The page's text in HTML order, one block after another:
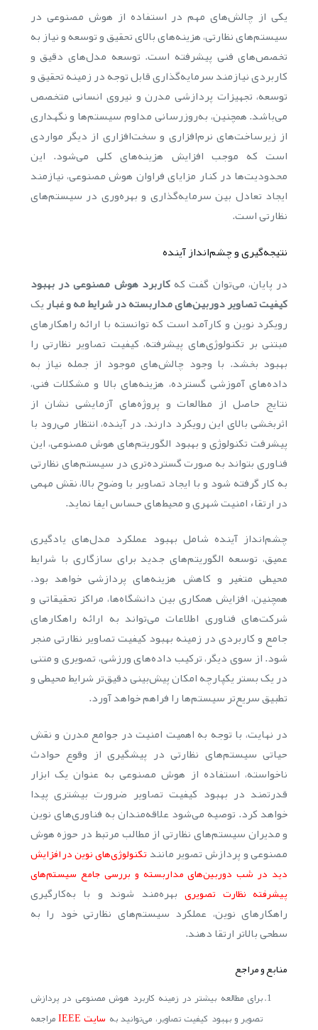
یکی از چالش‌های مهم در استفاده از هوش مصنوعی در
سیستم‌های نظارتی، هزینه‌های بالای تحقیق و توسعه و نیاز به
تخصص‌های فنی پیشرفته است. توسعه مدل‌های دقیق و
کاربردی نیازمند سرمایه‌گذاری قابل توجه در زمینه تحقیق و
توسعه، تجهیزات پردازشی مدرن و نیروی انسانی متخصص
می‌باشد. همچنین، به‌روزرسانی مداوم سیستم‌ها و نگهداری
از زیرساخت‌های نرم‌افزاری و سخت‌افزاری از دیگر مواردی
است که موجب افزایش هزینه‌های کلی می‌شود. این
محدودیت‌ها در کنار مزایای فراوان هوش مصنوعی، نیازمند
ایجاد تعادل بین سرمایه‌گذاری و بهره‌وری در سیستم‌های
نظارتی است.
نتیجه‌گیری و چشم‌انداز آینده
در پایان، می‌توان گفت کهکاربرد هوش مصنوعی در بهبود
کیفیت تصاویر دوربین‌های مداربسته در شرایط مه و غباریک
رویکرد نوین و کارآمد است که توانسته با ارائه راهکارهای
مبتنی بر تکنولوژی‌های پیشرفته، کیفیت تصاویر نظارتی را
بهبود بخشد. با وجود چالش‌های موجود از جمله نیاز به
داده‌های آموزشی گسترده، هزینه‌های بالا و مشکلات فنی،
نتایج حاصل از مطالعات و پروژه‌های آزمایشی نشان از
اثربخشی بالای این رویکرد دارند. در آینده، انتظار می‌رود با
پیشرفت تکنولوژی و بهبود الگوریتم‌های هوش مصنوعی، این
فناوری بتواند به صورت گسترده‌تری در سیستم‌های نظارتی
به کار گرفته شود و با ایجاد تصاویر با وضوح بالا، نقش مهمی
در ارتقاء امنیت شهری و محیط‌های حساس ایفا نماید.
چشم‌انداز آینده شامل بهبود عملکرد مدل‌های یادگیری
عمیق، توسعه الگوریتم‌های جدید برای سازگاری با شرایط
محیطی متغیر و کاهش هزینه‌های پردازشی خواهد بود.
همچنین، افزایش همکاری بین دانشگاه‌ها، مراکز تحقیقاتی و
شرکت‌های فناوری اطلاعات می‌تواند به ارائه راهکارهای
جامع و کاربردی در زمینه بهبود کیفیت تصاویر نظارتی منجر
شود. از سوی دیگر، ترکیب داده‌های ورزشی، تصویری و متنی
در یک بستر یکپارچه امکان پیش‌بینی دقیق‌تر شرایط محیطی و
تطبیق سریع‌تر سیستم‌ها را فراهم خواهد آورد.
در نهایت، با توجه به اهمیت امنیت در جوامع مدرن و نقش
حیاتی سیستم‌های نظارتی در پیشگیری از وقوع حوادث
ناخواسته، استفاده از هوش مصنوعی به عنوان یک ابزار
قدرتمند در بهبود کیفیت تصاویر ضرورت بیشتری پیدا
خواهد کرد. توصیه می‌شود علاقه‌مندان به فناوری‌های نوین
و مدیران سیستم‌های نظارتی از مطالب مرتبط در حوزه هوش
مصنوعی و پردازش تصویر مانند تکنولوژی‌های نوین در افزایش
دید در شب دوربین‌های مداربسته و بررسی جامع سیستم‌های
پیشرفته نظارت تصویریبهره‌مند شوند و با به‌کارگیری
راهکارهای نوین، عملکرد سیستم‌های نظارتی خود را به
سطحی بالاتر ارتقا دهند.
منابع و مراجع
برای مطالعه بیشتر در زمینه کاربرد هوش مصنوعی در پردازش
تصویر و بهبود کیفیت تصاویر، می‌توانید به سایت IEEE
مراجعه